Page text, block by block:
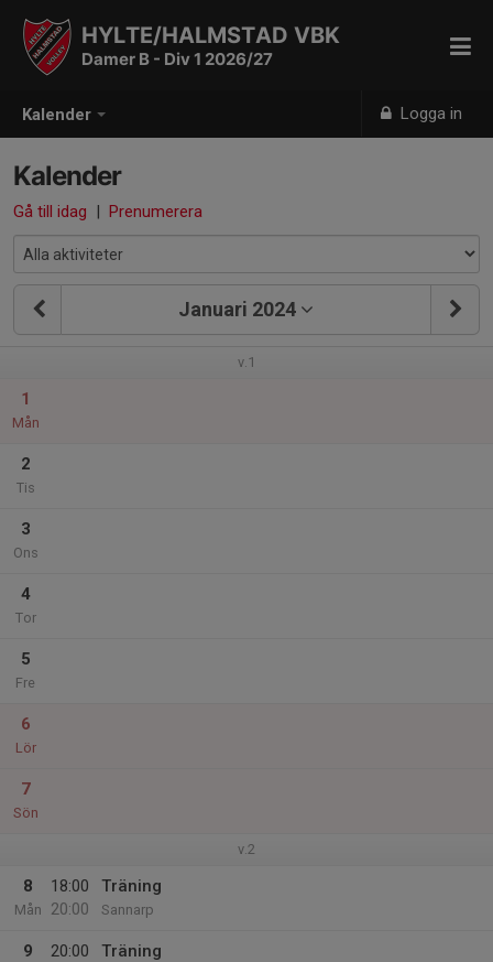
Kalender Logga in
HYLTE/HALMSTAD VBK
Damer B - Div 1 2026/27
Kalender
Gå till idag | Prenumerera
Januari 2024
v.1
1
Mån
2
Tis
3
Ons
4
Tor
5
Fre
6
Lör
7
Sön
v.2
8
Mån
18:00
20:00
Träning
Sannarp
9
20:00
Träning